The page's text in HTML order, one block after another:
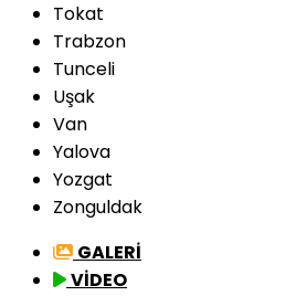
Tokat
Trabzon
Tunceli
Uşak
Van
Yalova
Yozgat
Zonguldak
GALERİ
VİDEO